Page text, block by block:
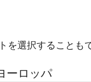
Stepblock
を選択することも
ーロッパ